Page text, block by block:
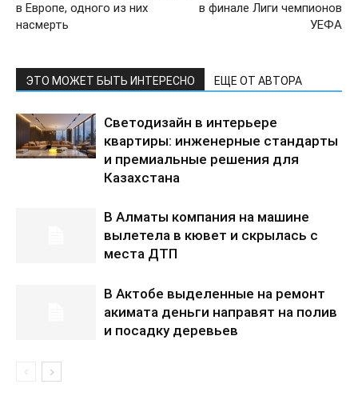
в Европе, одного из них
насмерть
в финале Лиги чемпионов
УЕФА
ЭТО МОЖЕТ БЫТЬ ИНТЕРЕСНО ЕЩЕ ОТ АВТОРА
Светодизайн в интерьере
квартиры: инженерные стандарты
и премиальные решения для
Казахстана
В Алматы компания на машине
вылетела в кювет и скрылась с
места ДТП
В Актобе выделенные на ремонт
акимата деньги направят на полив
и посадку деревьев